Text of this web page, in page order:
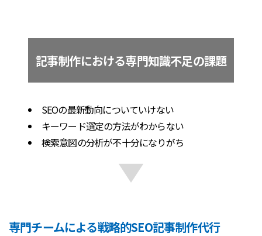
記事制作における専門知識不足の課題
SEOの最新動向についていけない
キーワード選定の方法がわからない
検索意図の分析が不十分になりがち
専門チームによる戦略的SEO記事制作代行